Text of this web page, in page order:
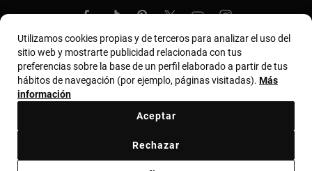
País y moneda:Costa Rica / US Dollar
Utilizamos cookies propias y de terceros para analizar el uso del
sitio web y mostrarte publicidad relacionada con tus
preferencias sobre la base de un perfil elaborado a partir de tus
hábitos de navegación (por ejemplo, páginas visitadas). Más
información
Rechazar
Aceptar